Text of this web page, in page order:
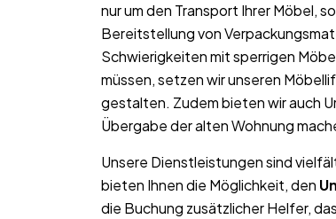
nur um den Transport Ihrer Möbel,
Bereitstellung von
Schwierigkeiten mit sperrigen
müssen, setzen wir unseren
gestalten. Zudem bieten wir auch
Übergabe der alten Wohnung
Unsere Dienstleistungen sind
bieten Ihnen die Möglichkeit, den
die Buchung zusätzlicher Helfer,